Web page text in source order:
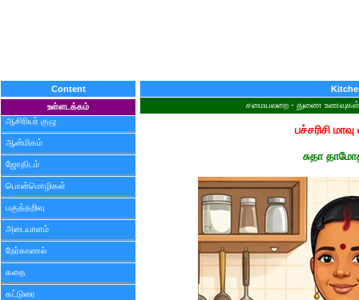
Content
உள்ளடக்கம்
ஆசிரியர் குழு
ஆன்மிகம்
ஜோதிடம்
பொன்மொழிகள்
பகுத்தறிவு
அடையாளம்
நேர்காணல்
கதை
கட்டுரை
சமையலறை - துணை உணவுகள்
பச்சரிசி
சுதா